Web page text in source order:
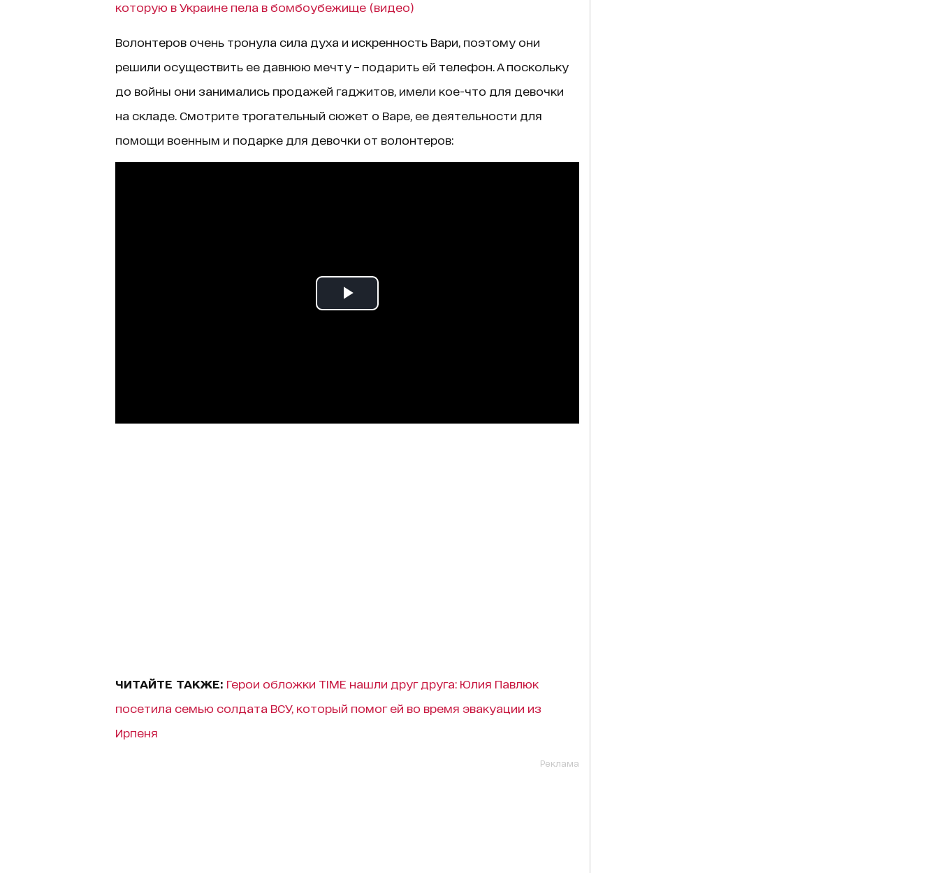
которую в Украине пела в бомбоубежище (видео)
Волонтеров очень тронула сила духа и искренность Вари, поэтому они
решили осуществить ее давнюю мечту – подарить ей телефон. А поскольку
до войны они занимались продажей гаджитов, имели кое-что для девочки
на складе. Смотрите трогательный сюжет о Варе, ее деятельности для
помощи военным и подарке для девочки от волонтеров:
ЧИТАЙТЕ ТАКЖЕ: Герои обложки ТІМЕ нашли друг друга: Юлия Павлюк
посетила семью солдата ВСУ, который помог ей во время эвакуации из
Ирпеня
Реклама